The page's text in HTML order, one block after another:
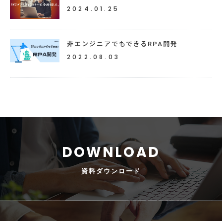
2024.01.25
非エンジニアでもできるRPA開発
2022.08.03
資料ダウンロード